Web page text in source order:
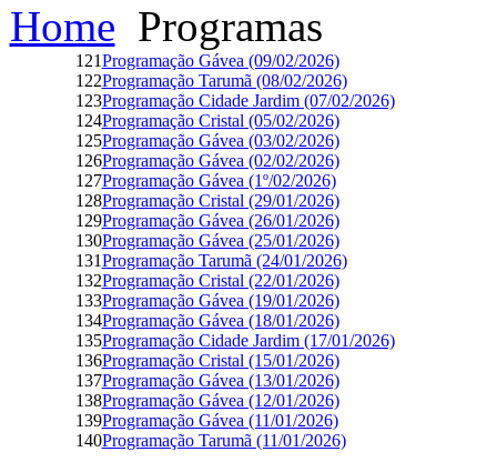
Home Programas
121Programação Gávea (09/02/2026)
122Programação Tarumã (08/02/2026)
123Programação Cidade Jardim (07/02/2026)
124Programação Cristal (05/02/2026)
125Programação Gávea (03/02/2026)
126Programação Gávea (02/02/2026)
127Programação Gávea (1º/02/2026)
128Programação Cristal (29/01/2026)
129Programação Gávea (26/01/2026)
130Programação Gávea (25/01/2026)
131Programação Tarumã (24/01/2026)
132Programação Cristal (22/01/2026)
133Programação Gávea (19/01/2026)
134Programação Gávea (18/01/2026)
135Programação Cidade Jardim (17/01/2026)
136Programação Cristal (15/01/2026)
137Programação Gávea (13/01/2026)
138Programação Gávea (12/01/2026)
139Programação Gávea (11/01/2026)
140Programação Tarumã (11/01/2026)